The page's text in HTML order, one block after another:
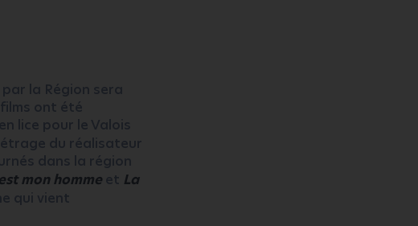
la Région sera
ont été
lice pour le Valois
du réalisateur
dans la région
mon homme et La
qui vient